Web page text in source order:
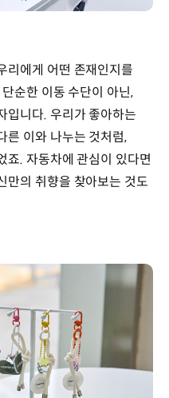
리에게 어떤 존재인지를
순한 이동 수단이 아닌,
입니다. 우리가 좋아하는
른 이와 나누는 것처럼,
죠. 자동차에 관심이 있다면
만의 취향을 찾아보는 것도